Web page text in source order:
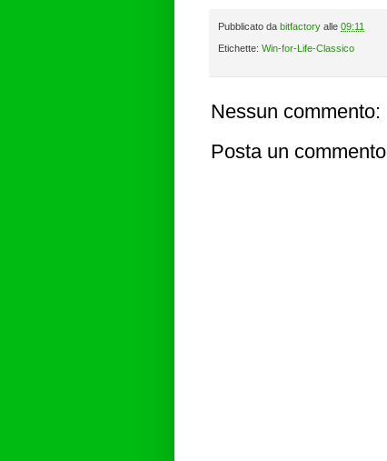
Pubblicato da bitfactory alle 09:11
Etichette: Win-for-Life-Classico
Nessun commento:
Posta un commento